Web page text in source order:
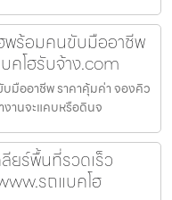
พร้อมคนขับมืออาชีพ
คโฮรับจ้าง.com
มืออาชีพ ราคาคุ้มค่า จองคิว
านจะแคบหรือดินจ
ยร์พื้นที่รวดเร็ว
รถแบคโฮ